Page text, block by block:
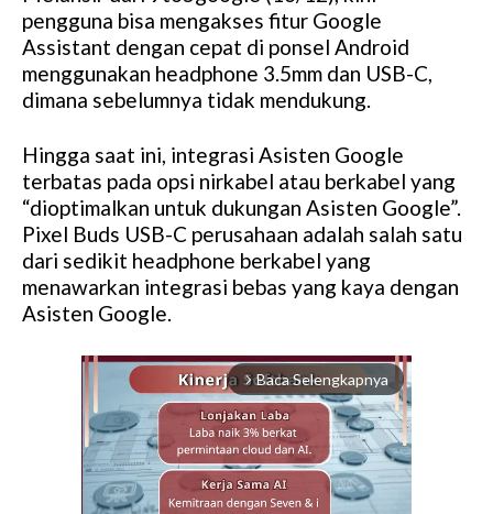
pengguna bisa mengakses fitur Google
Assistant dengan cepat di ponsel Android
menggunakan headphone 3.5mm dan USB-C,
dimana sebelumnya tidak mendukung.
Hingga saat ini, integrasi Asisten Google
terbatas pada opsi nirkabel atau berkabel yang
“dioptimalkan untuk dukungan Asisten Google”.
Pixel Buds USB-C perusahaan adalah salah satu
dari sedikit headphone berkabel yang
menawarkan integrasi bebas yang kaya dengan
Asisten Google.
arrow_forward_ios Baca Selengkapnya